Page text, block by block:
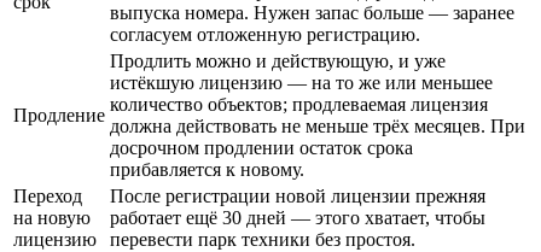
выпуска номера. Нужен запас больше — заранее
согласуем отложенную регистрацию.
Продление
Продлить можно и действующую, и уже
истёкшую лицензию — на то же или меньшее
количество объектов; продлеваемая лицензия
должна действовать не меньше трёх месяцев. При
досрочном продлении остаток срока
прибавляется к новому.
Переход
на новую
лицензию
После регистрации новой лицензии прежняя
работает ещё 30 дней — этого хватает, чтобы
перевести парк техники без простоя.